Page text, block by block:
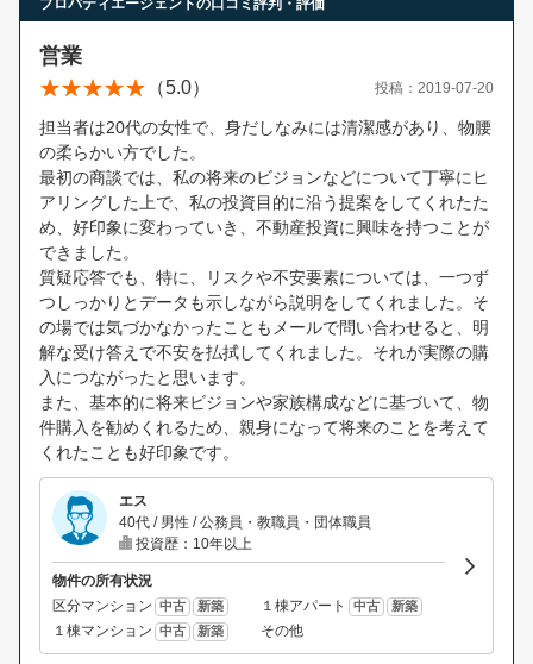
営業
（5.0） 投稿：2019-07-20
担当者は20代の女性で、身だしなみには清潔感があり、物腰
の柔らかい方でした。
最初の商談では、私の将来のビジョンなどについて丁寧にヒ
アリングした上で、私の投資目的に沿う提案をしてくれたた
め、好印象に変わっていき、不動産投資に興味を持つことが
できました。
質疑応答でも、特に、リスクや不安要素については、一つず
つしっかりとデータも示しながら説明をしてくれました。そ
の場では気づかなかったこともメールで問い合わせると、明
解な受け答えで不安を払拭してくれました。それが実際の購
入につながったと思います。
また、基本的に将来ビジョンや家族構成などに基づいて、物
件購入を勧めくれるため、親身になって将来のことを考えて
くれたことも好印象です。
エス
40代 / 男性 / 公務員・教職員・団体職員
投資歴：10年以上
物件の所有状況
区分マンション 中古 新築 １棟アパート 中古 新築
１棟マンション 中古 新築 その他